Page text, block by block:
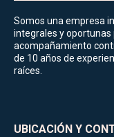
Somos una empresa
integrales y
acompañamiento
de 10 años de
raíces.
UBICACIÓN Y